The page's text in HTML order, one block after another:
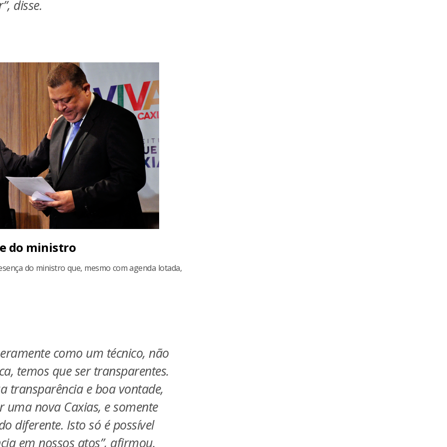
disse.
do ministro
do ministro que, mesmo com agenda lotada,
como um técnico, não
temos que ser transparentes.
transparência e boa vontade,
nova Caxias, e somente
diferente. Isto só é possível
em nossos atos”, afirmou.